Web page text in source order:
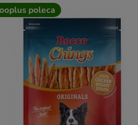
poleca